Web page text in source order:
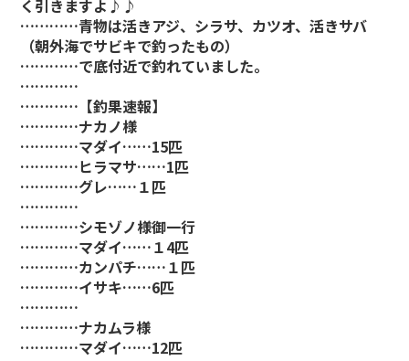
く引きますよ♪♪
…………青物は活きアジ、シラサ、カツオ、活きサバ
（朝外海でサビキで釣ったもの）
…………で底付近で釣れていました。
…………
…………【釣果速報】
…………ナカノ様
…………マダイ……15匹
…………ヒラマサ……1匹
…………グレ……１匹
…………
…………シモゾノ様御一行
…………マダイ……１4匹
…………カンパチ……１匹
…………イサキ……6匹
…………
…………ナカムラ様
…………マダイ……12匹